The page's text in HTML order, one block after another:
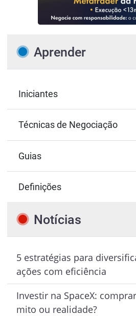
Aprender
Iniciantes
Técnicas de Negociação
Guias
Definições
Notícias
5 estratégias para
ações com eficiência
Investir na SpaceX:
mito ou realidade?